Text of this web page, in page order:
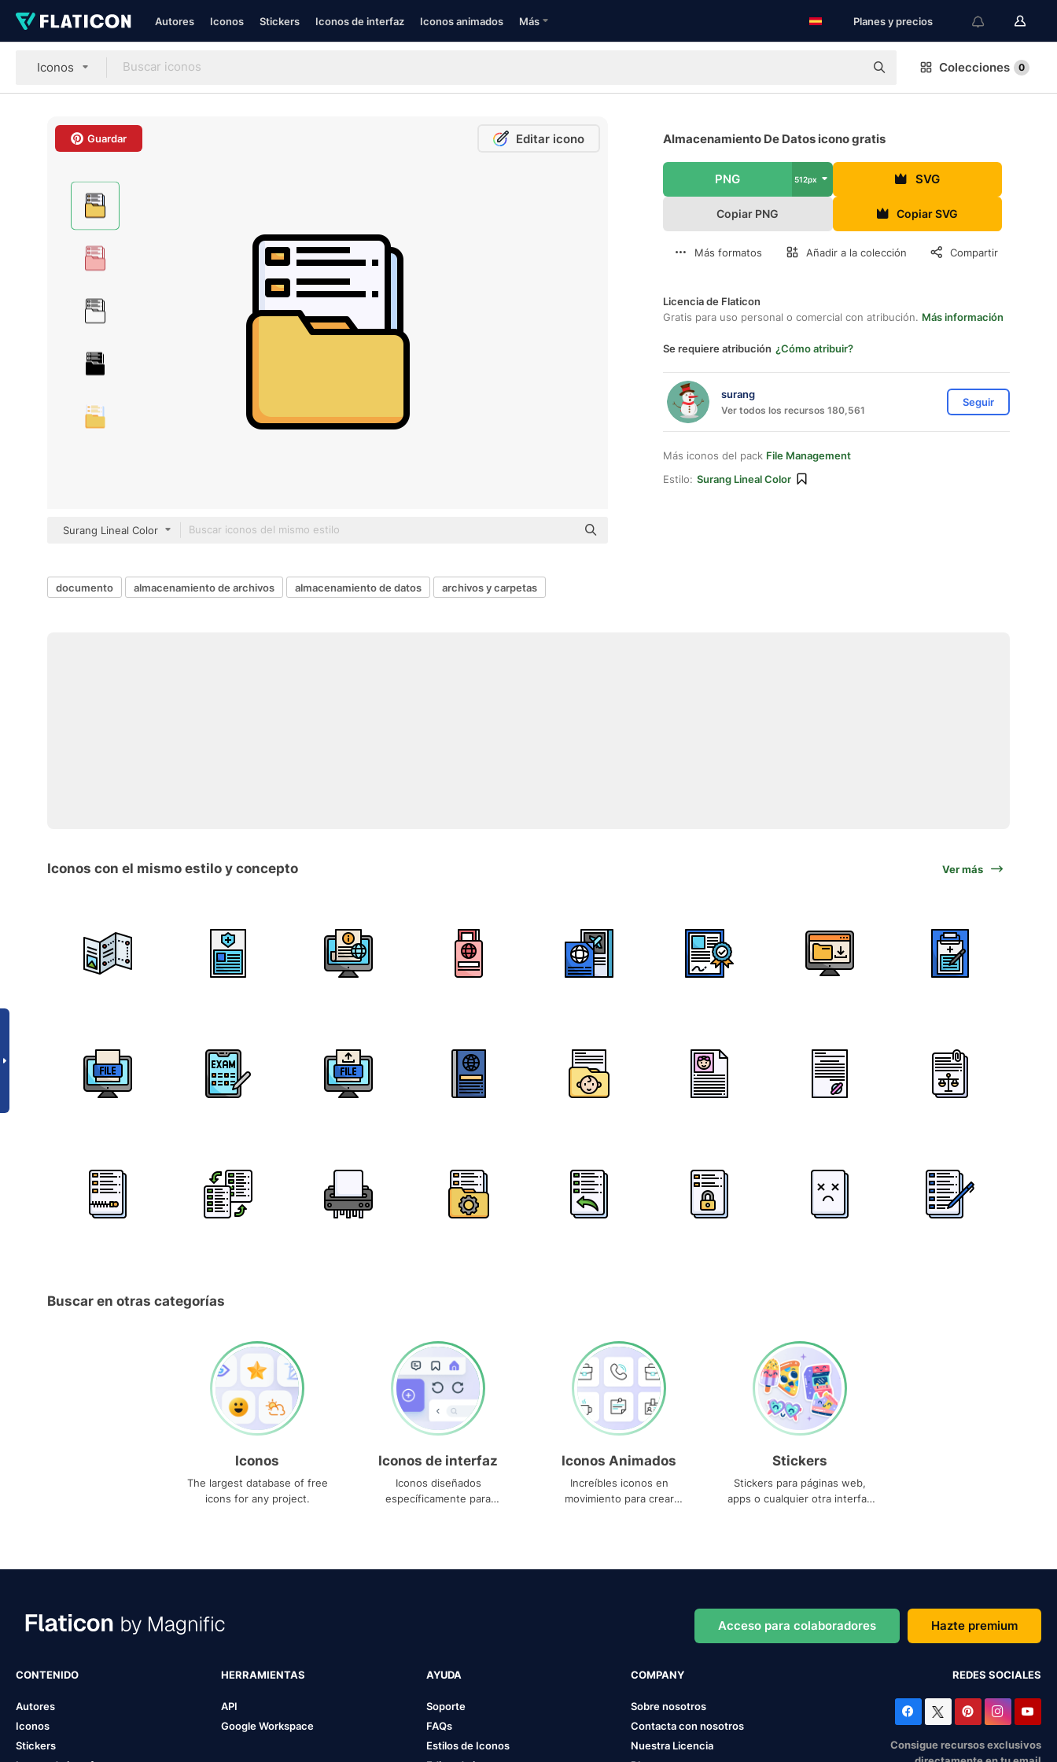
Autores Iconos Stickers Iconos de interfaz Iconos animados Más Planes y precios
Iconos Colecciones 0
Guardar Editar icono
Surang Lineal Color
Almacenamiento De Datos icono gratis
PNG 512px SVG
Copiar PNG Copiar SVG
Más formatos Añadir a la colección Compartir
Licencia de Flaticon
Gratis para uso personal o comercial con atribución. Más información
Se requiere atribución ¿Cómo atribuir?
surang
Ver todos los recursos 180,561
Seguir
Más iconos del pack File Management
Estilo: Surang Lineal Color
documento almacenamiento de archivos almacenamiento de datos archivos y carpetas
Iconos con el mismo estilo y concepto Ver más
Buscar en otras categorías
Iconos
The largest database of free
icons for any project.
Iconos de interfaz
Iconos diseñados
específicamente para
Iconos Animados
Increíbles iconos en
movimiento para crear
Stickers
Stickers para páginas web,
apps o cualquier otra interfaz
Acceso para colaboradores Hazte premium
CONTENIDO
Autores
Iconos
Stickers
HERRAMIENTAS
API
Google Workspace
AYUDA
Soporte
FAQs
Estilos de Iconos
COMPANY
Sobre nosotros
Contacta con nosotros
Nuestra Licencia
REDES SOCIALES
Consigue recursos exclusivos